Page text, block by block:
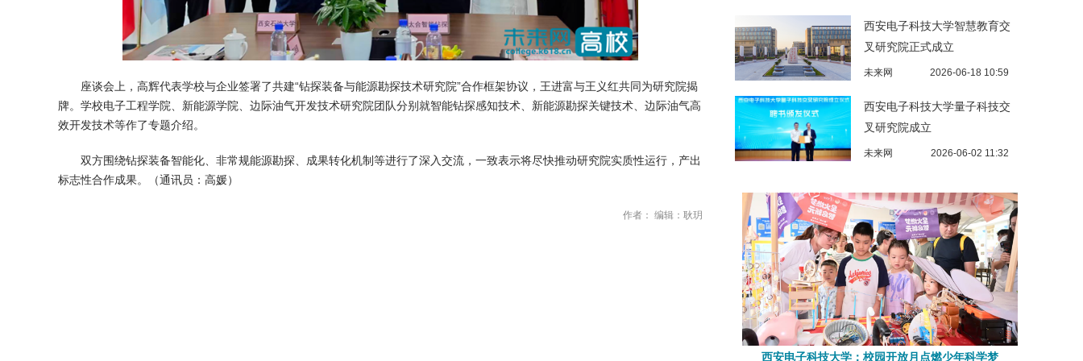
座谈会上，高辉代表学校与企业签署了共建“钻探装备与能源勘探技术研究院”合作框架协议，王进富与王义红共同为研究院揭
牌。学校电子工程学院、新能源学院、边际油气开发技术研究院团队分别就智能钻探感知技术、新能源勘探关键技术、边际油气高
效开发技术等作了专题介绍。
双方围绕钻探装备智能化、非常规能源勘探、成果转化机制等进行了深入交流，一致表示将尽快推动研究院实质性运行，产出
标志性合作成果。（通讯员 ：高媛）
作者： 编辑：耿玥
西安电子科技大学智慧教育交
叉研究院正式成立
未来网 2026-06-18 10:59
西安电子科技大学量子科技交
叉研究院成立
未来网 2026-06-02 11:32
西安电子科技大学：校园开放月点燃少年科学梦